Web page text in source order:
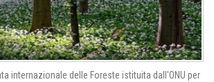
internazionale delle Foreste istituita dall'ONU per